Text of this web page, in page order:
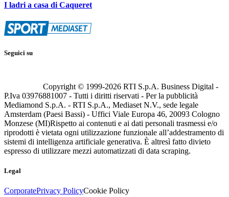
I ladri a casa di Caqueret
Seguici su
Copyright © 1999-2026 RTI S.p.A. Business Digital -
P.Iva 03976881007 - Tutti i diritti riservati - Per la pubblicità
Mediamond S.p.A. - RTI S.p.A., Mediaset N.V., sede legale
Amsterdam (Paesi Bassi) - Uffici Viale Europa 46, 20093 Cologno
Monzese (MI)Rispetto ai contenuti e ai dati personali trasmessi e/o
riprodotti è vietata ogni utilizzazione funzionale all’addestramento di
sistemi di intelligenza artificiale generativa. È altresì fatto divieto
espresso di utilizzare mezzi automatizzati di data scraping.
Legal
CorporatePrivacy PolicyCookie Policy